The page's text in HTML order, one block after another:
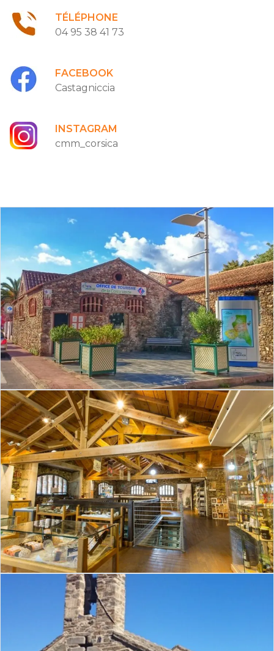
TÉLÉPHONE
04 95 38 41 73
FACEBOOK
Castagniccia
INSTAGRAM
cmm_corsica